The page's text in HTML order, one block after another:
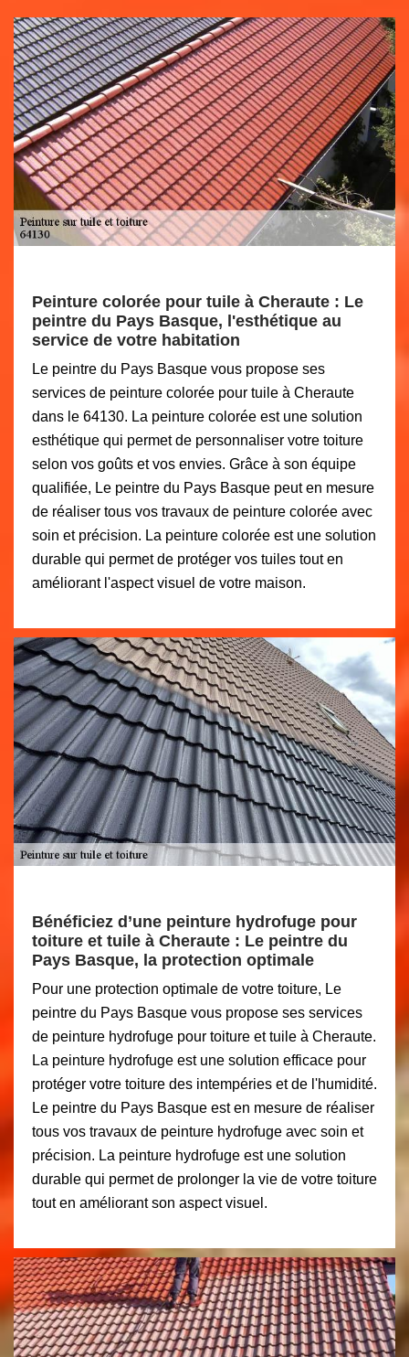
Peinture colorée pour tuile à Cheraute : Le
peintre du Pays Basque, l'esthétique au
service de votre habitation
Le peintre du Pays Basque vous propose ses
services de peinture colorée pour tuile à Cheraute
dans le 64130. La peinture colorée est une solution
esthétique qui permet de personnaliser votre toiture
selon vos goûts et vos envies. Grâce à son équipe
qualifiée, Le peintre du Pays Basque peut en mesure
de réaliser tous vos travaux de peinture colorée avec
soin et précision. La peinture colorée est une solution
durable qui permet de protéger vos tuiles tout en
améliorant l'aspect visuel de votre maison.
Bénéficiez d’une peinture hydrofuge pour
toiture et tuile à Cheraute : Le peintre du
Pays Basque, la protection optimale
Pour une protection optimale de votre toiture, Le
peintre du Pays Basque vous propose ses services
de peinture hydrofuge pour toiture et tuile à Cheraute.
La peinture hydrofuge est une solution efficace pour
protéger votre toiture des intempéries et de l'humidité.
Le peintre du Pays Basque est en mesure de réaliser
tous vos travaux de peinture hydrofuge avec soin et
précision. La peinture hydrofuge est une solution
durable qui permet de prolonger la vie de votre toiture
tout en améliorant son aspect visuel.